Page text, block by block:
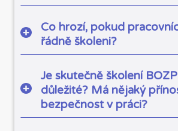
Co hrozí, pokud
řádně školeni?
Je skutečně školení
důležité? Má nějaký
bezpečnost v práci?